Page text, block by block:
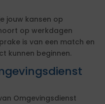
jouw kansen op
op werkdagen
is van een match en
kunnen beginnen.
Omgevingsdienst